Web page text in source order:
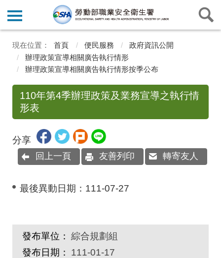
首頁 便民服務
政府資訊公開
辦理政策宣導相關廣告執行情形
辦理政策宣導相關廣告執行情形按季公布
110年第4季辦理政策及業務宣導之執行情
形表
分享
回上一頁 友善列印 轉寄友人
最後異動日期： 111-07-27
發布單位： 綜合規劃組
發布日期：
111-01-17